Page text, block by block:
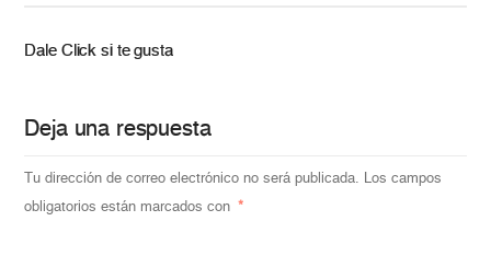
Dale Click si te gusta
Deja una respuesta
Tu dirección de correo electrónico no será publicada. Los campos
obligatorios están marcados con *